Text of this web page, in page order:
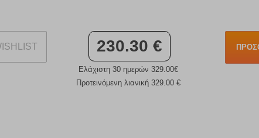
230.30 €
Ελάχιστη 30 ημερών 329.00€
Προτεινόμενη λιανική 329.00 €